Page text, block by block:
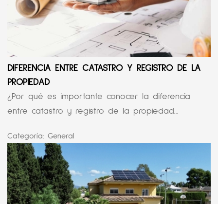
DIFERENCIA ENTRE CATASTRO Y REGISTRO DE LA
PROPIEDAD
¿Por qué es importante conocer la diferencia
entre catastro y registro de la propiedad...
Categoría: General